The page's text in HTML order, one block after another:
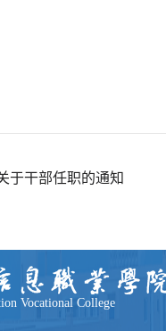
于干部任职的通知
Vocational College